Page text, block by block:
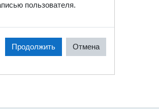
пользователя.
Продолжить Отмена